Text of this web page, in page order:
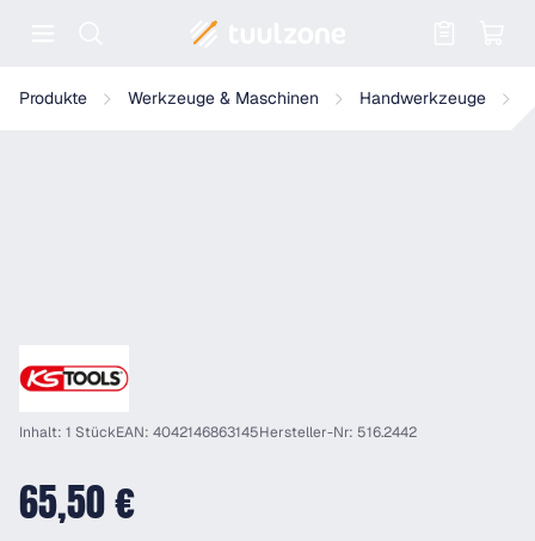
Produkte Werkzeuge & Maschinen Handwerkzeuge
KS Tools 1/2" ERGOTORQUE®precision Ratschen-
Inhalt: 1 StückEAN: 4042146863145Hersteller-Nr: 516.2442
65,50 €